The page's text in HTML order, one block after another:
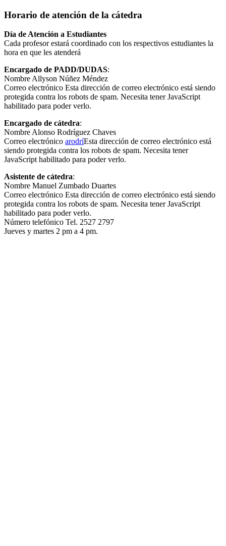
Horario de atención de la cátedra
Día de Atención a Estudiantes
Cada profesor estará coordinado con los respectivos estudiantes la
hora en que les atenderá
Encargado de PADD/DUDAS:
Nombre Allyson Núñez Méndez
Correo electrónico Esta dirección de correo electrónico está siendo
protegida contra los robots de spam. Necesita tener JavaScript
habilitado para poder verlo.
Encargado de cátedra:
Nombre Alonso Rodríguez Chaves
Correo electrónico arodríEsta dirección de correo electrónico está
siendo protegida contra los robots de spam. Necesita tener
JavaScript habilitado para poder verlo.
Asistente de cátedra:
Nombre Manuel Zumbado Duartes
Correo electrónico Esta dirección de correo electrónico está siendo
protegida contra los robots de spam. Necesita tener JavaScript
habilitado para poder verlo.
Número telefónico Tel. 2527 2797
Jueves y martes 2 pm a 4 pm.